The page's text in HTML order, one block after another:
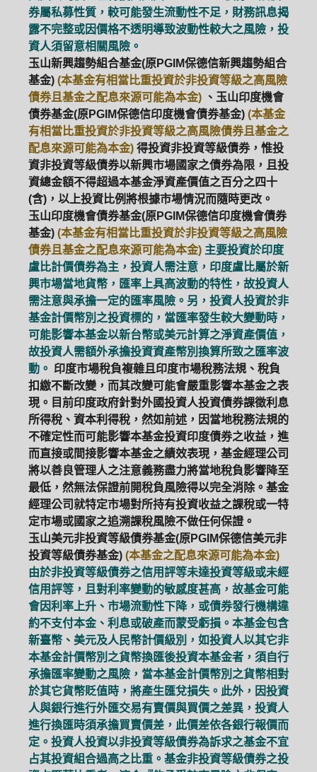
PGIM系列基金 168循環投資
定期(不)定額 高成長基金 月配息
券屬私募性質，較可能發生流動性不足，財務訊息揭
露不完整或因價格不透明導致波動性較大之風險，投
資人須留意相關風險。
玉山新興趨勢組合基金(原PGIM保德信新興趨勢組合
基金) (本基金有相當比重投資於非投資等級之高風險
債券且基金之配息來源可能為本金) 、玉山印度機會
債券基金(原PGIM保德信印度機會債券基金) (本基金
有相當比重投資於非投資等級之高風險債券且基金之
配息來源可能為本金) 得投資非投資等級債券，惟投
資非投資等級債券以新興市場國家之債券為限，且投
資總金額不得超過本基金淨資產價值之百分之四十
(含)，以上投資比例將根據市場情況而隨時更改。
玉山印度機會債券基金(原PGIM保德信印度機會債券
基金) (本基金有相當比重投資於非投資等級之高風險
債券且基金之配息來源可能為本金) 主要投資於印度
盧比計價債券為主，投資人需注意，印度盧比屬於新
興市場當地貨幣，匯率上具高波動的特性，故投資人
需注意與承擔一定的匯率風險。另，投資人投資於非
基金計價幣別之投資標的，當匯率發生較大變動時，
可能影響本基金以新台幣或美元計算之淨資產價值，
故投資人需額外承擔投資資產幣別換算所致之匯率波
動。 印度市場稅負複雜且印度市場稅務法規、稅負
扣繳不斷改變，而其改變可能會嚴重影響本基金之表
現。目前印度政府針對外國投資人投資債券課徵利息
所得稅、資本利得稅，然如前述，因當地稅務法規的
不確定性而可能影響本基金投資印度債券之收益，進
而直接或間接影響本基金之績效表現，基金經理公司
將以善良管理人之注意義務盡力將當地稅負影響降至
最低，然無法保證前開稅負風險得以完全消除。基金
經理公司就特定市場對所持有投資收益之課稅或一特
定市場或國家之追溯課稅風險不做任何保證。
玉山美元非投資等級債券基金(原PGIM保德信美元非
投資等級債券基金) (本基金之配息來源可能為本金)
由於非投資等級債券之信用評等未達投資等級或未經
信用評等，且對利率變動的敏感度甚高，故基金可能
會因利率上升、市場流動性下降，或債券發行機構違
約不支付本金、利息或破產而蒙受虧損。本基金包含
新臺幣、美元及人民幣計價級別，如投資人以其它非
本基金計價幣別之貨幣換匯後投資本基金者，須自行
承擔匯率變動之風險，當本基金計價幣別之貨幣相對
於其它貨幣貶值時，將產生匯兌損失。此外，因投資
人與銀行進行外匯交易有賣價與買價之差異，投資人
進行換匯時須承擔買賣價差，此價差依各銀行報價而
定。投資人投資以非投資等級債券為訴求之基金不宜
占其投資組合過高之比重。基金非投資等級債券之投